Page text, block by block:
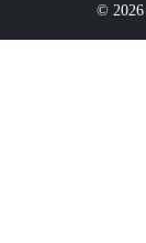
© 2026